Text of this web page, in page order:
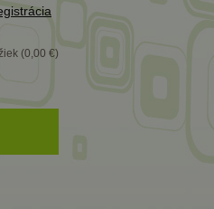
(0,00 €)